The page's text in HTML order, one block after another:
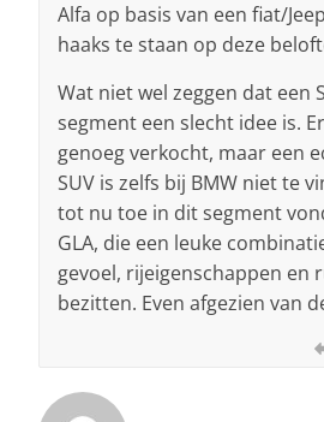
Alfa op basis van een fiat/
haaks te staan op deze
Wat niet wel zeggen dat een
segment een slecht idee is.
genoeg verkocht, maar een
SUV is zelfs bij BMW niet te
tot nu toe in dit segment
GLA, die een leuke
gevoel, rijeigenschappen en
bezitten. Even afgezien van